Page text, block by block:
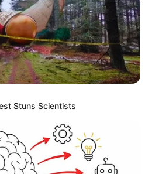
Stuns Scientists